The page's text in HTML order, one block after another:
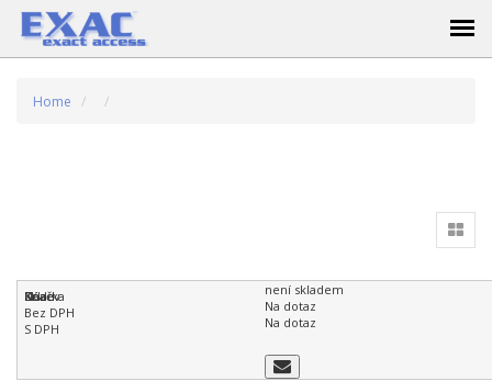
Home
není skladem
Na dotaz
Na dotaz